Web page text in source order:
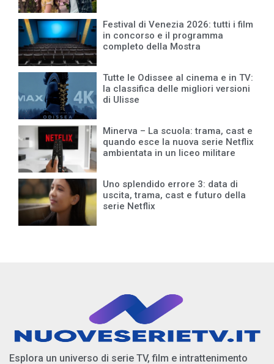
Festival di Venezia 2026: tutti i film
in concorso e il programma
completo della Mostra
Tutte le Odissee al cinema e in TV:
la classifica delle migliori versioni
di Ulisse
Minerva – La scuola: trama, cast e
quando esce la nuova serie Netflix
ambientata in un liceo militare
Uno splendido errore 3: data di
uscita, trama, cast e futuro della
serie Netflix
Esplora un universo di serie TV, film e intrattenimento